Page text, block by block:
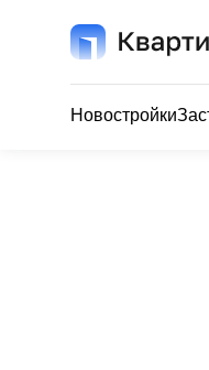
Новостройки